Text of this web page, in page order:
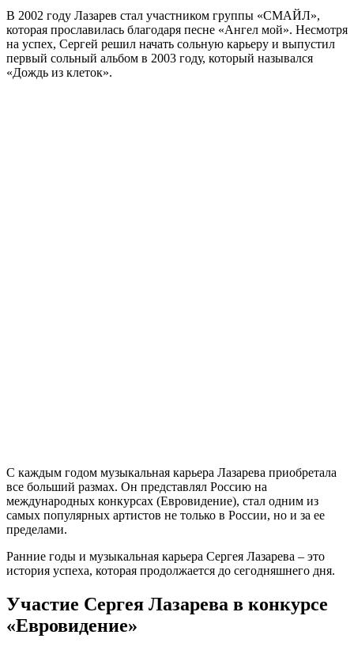
В 2002 году Лазарев стал участником группы «СМАЙЛ»,
которая прославилась благодаря песне «Ангел мой». Несмотря
на успех, Сергей решил начать сольную карьеру и выпустил
первый сольный альбом в 2003 году, который назывался
«Дождь из клеток».
С каждым годом музыкальная карьера Лазарева приобретала
все больший размах. Он представлял Россию на
международных конкурсах (Евровидение), стал одним из
самых популярных артистов не только в России, но и за ее
пределами.
Ранние годы и музыкальная карьера Сергея Лазарева – это
история успеха, которая продолжается до сегодняшнего дня.
Участие Сергея Лазарева в конкурсе
«Евровидение»